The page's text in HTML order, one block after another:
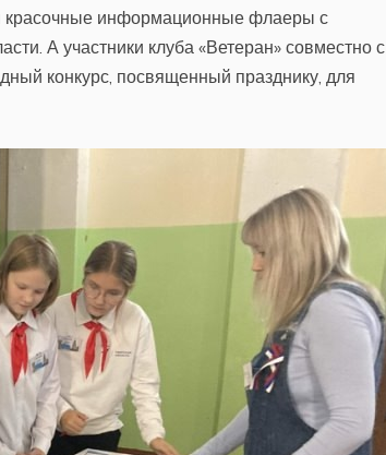
красочные информационные флаеры с
А участники клуба «Ветеран» совместно с
конкурс, посвященный празднику, для